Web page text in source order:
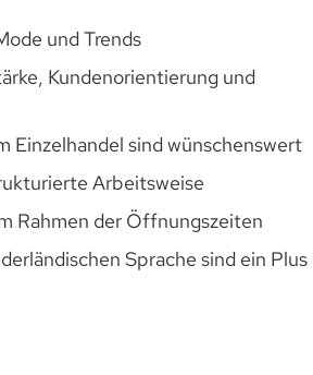
und Trends
Kundenorientierung und
Einzelhandel sind wünschenswert
Arbeitsweise
Rahmen der Öffnungszeiten
Sprache sind ein Plus